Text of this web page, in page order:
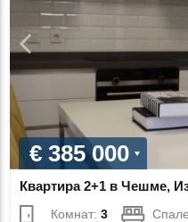
€ 385 000
Квартира 2+1 в Чешме,
Комнат:3